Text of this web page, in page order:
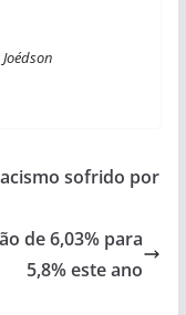
sofrido por
de 6,03% para
5,8% este ano